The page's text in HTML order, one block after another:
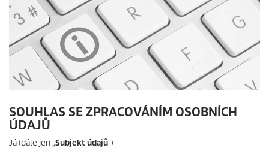
SOUHLAS SE ZPRACOVÁNÍM OSOBNÍCH
ÚDAJŮ
Já (dále jen „Subjekt údajů“)